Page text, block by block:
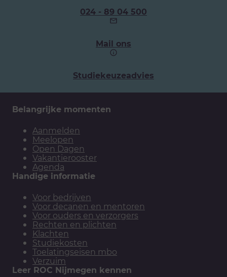
Ons
telefoonnummer:
024 - 89 04 500
Mail ons
Studiekeuzeadvies
Belangrijke momenten
Aanmelden
Meelopen
Open Dagen
Vakantierooster
Agenda
Handige informatie
Voor bedrijven
Voor decanen en mentoren
Voor ouders en verzorgers
Rechten en plichten
Klachten
Studiekosten
Toelatingseisen mbo
Verzuim
Leer ROC Nijmegen kennen